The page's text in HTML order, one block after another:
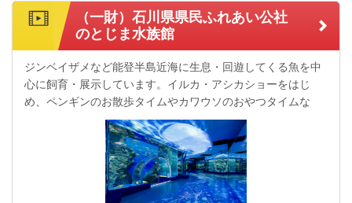
（一財）石川県県民ふれあい公社
のとじま水族館
ジンベイザメなど能登半島近海に生息・回遊してくる魚を中
心に飼育・展示しています。イルカ・アシカショーをはじ
め、ペンギンのお散歩タイムやカワウソのおやつタイムな
ど、生きものを間近で感じられることができる水族館です。